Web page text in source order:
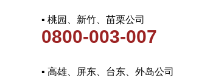
▪ 桃园、新竹、苗栗公司
0800-003-007
▪ 高雄、屏东、台东、外岛公司